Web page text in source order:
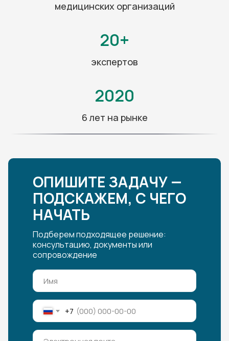
медицинских организаций
20+
экспертов
2020
6 лет на рынке
+7
ОПИШИТЕ ЗАДАЧУ —
ПОДСКАЖЕМ, С ЧЕГО
НАЧАТЬ
Подберем подходящее решение:
консультацию, документы или
сопровождение